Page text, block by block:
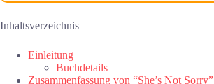
Inhaltsverzeichnis
Einleitung
Buchdetails
Zusammenfassung von “She’s Not Sorry”